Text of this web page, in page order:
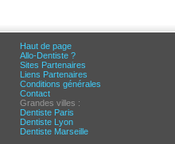
Haut de page
Allo-Dentiste ?
Sites Partenaires
Liens Partenaires
Conditions générales
Contact
Grandes villes :
Dentiste Paris
Dentiste Lyon
Dentiste Marseille